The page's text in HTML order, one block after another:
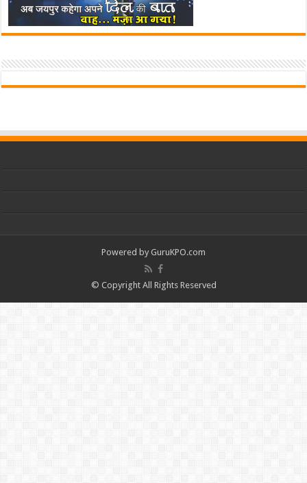
Powered by GuruKPO.com
© Copyright All Rights Reserved